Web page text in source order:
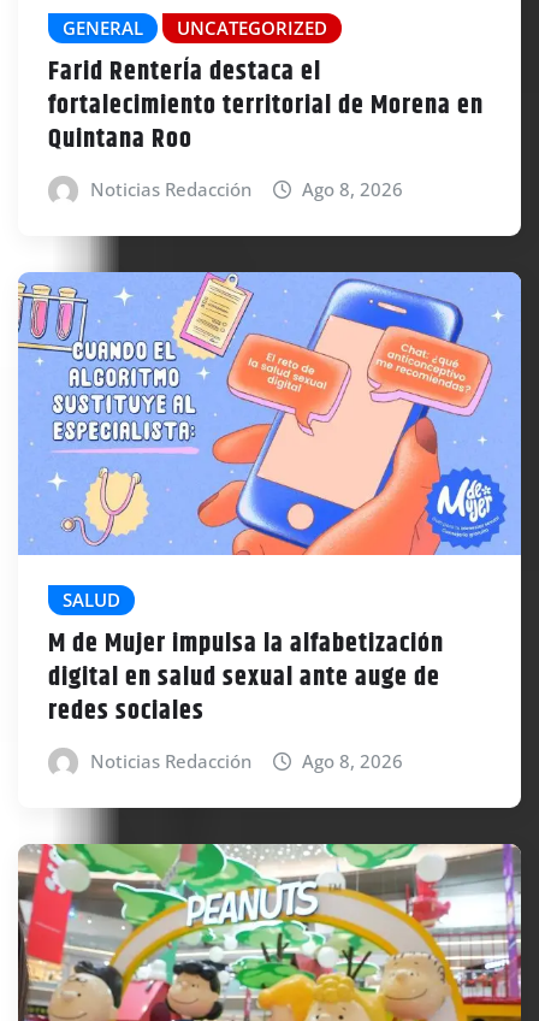
GENERAL UNCATEGORIZED
Farid RenterÍa destaca el
fortalecimiento territorial de Morena en
Quintana Roo
Noticias Redacción Ago 8, 2026
SALUD
M de Mujer impulsa la alfabetización
digital en salud sexual ante auge de
redes sociales
Noticias Redacción Ago 8, 2026